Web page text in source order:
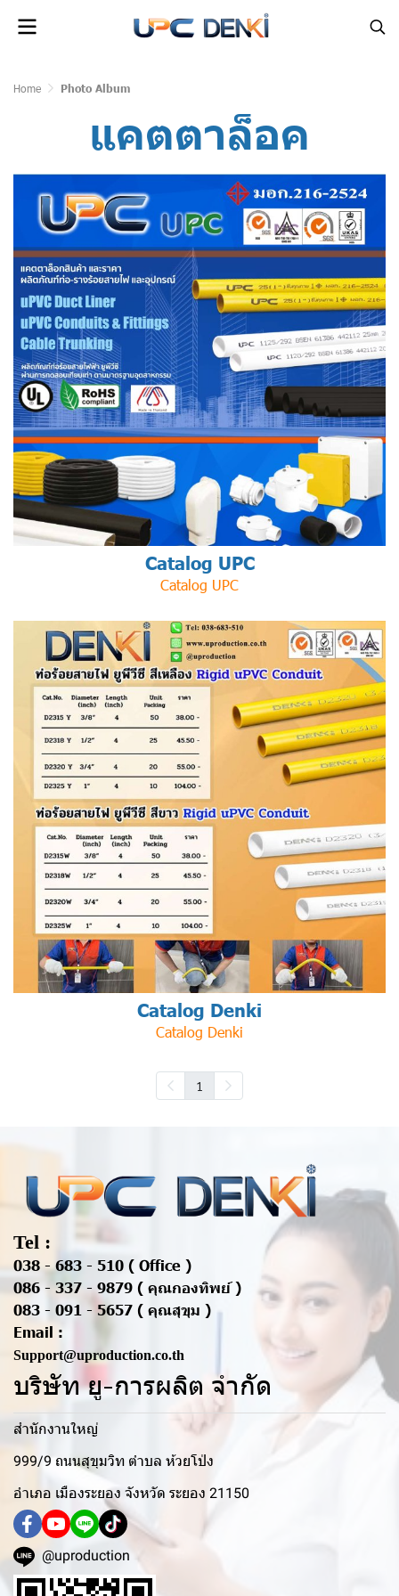
Home Photo Album
แคตตาล็อค
Catalog UPC
Catalog UPC
Catalog Denki
Catalog Denki
1
Tel :
038 - 683 - 510 ( Office )
086 - 337 - 9879 ( คุณกองทิพย์ )
083 - 091 - 5657 ( คุณสุขุม )
Email :
Support@uproduction.co.th
บริษัท ยู-การผลิต จำกัด
สำนักงานใหญ่
999/9 ถนนสุขุมวิท ตำบล ห้วยโป่ง
อำเภอ เมืองระยอง จังหวัด ระยอง 21150
@uproduction